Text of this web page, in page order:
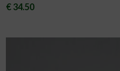
€ 34.50